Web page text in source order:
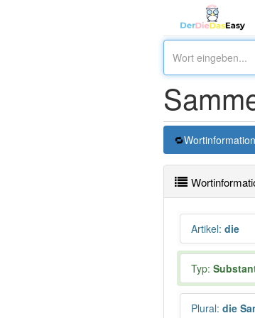
Artikel: die
Typ:
Plural: die